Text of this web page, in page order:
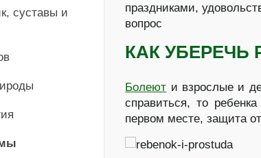
праздниками,
вопрос
КАК УБЕРЕЧЬ
Болеют и взрослые и
справиться, то
первом месте, защита
суставы и